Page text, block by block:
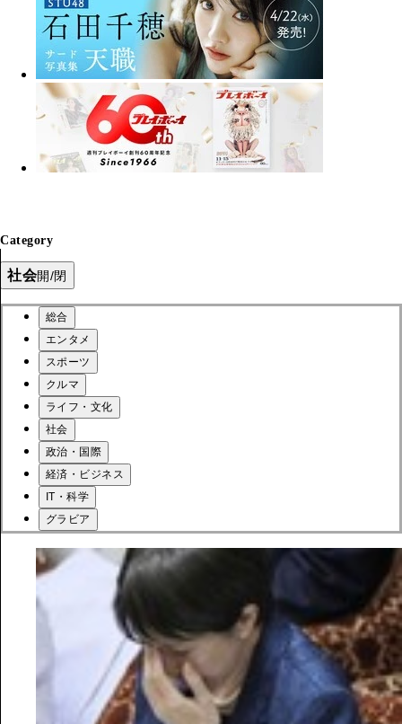
Category
社会開/閉
総合
エンタメ
スポーツ
クルマ
ライフ・文化
社会
政治・国際
経済・ビジネス
IT・科学
グラビア